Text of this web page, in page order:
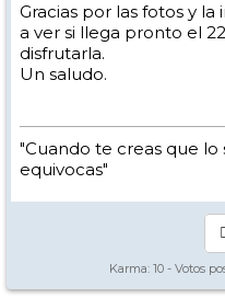
Gracias por las fotos y
a ver si llega pronto el
disfrutarla.
Un saludo.
"Cuando te creas que
equivocas"
Karma: 10 - Votos